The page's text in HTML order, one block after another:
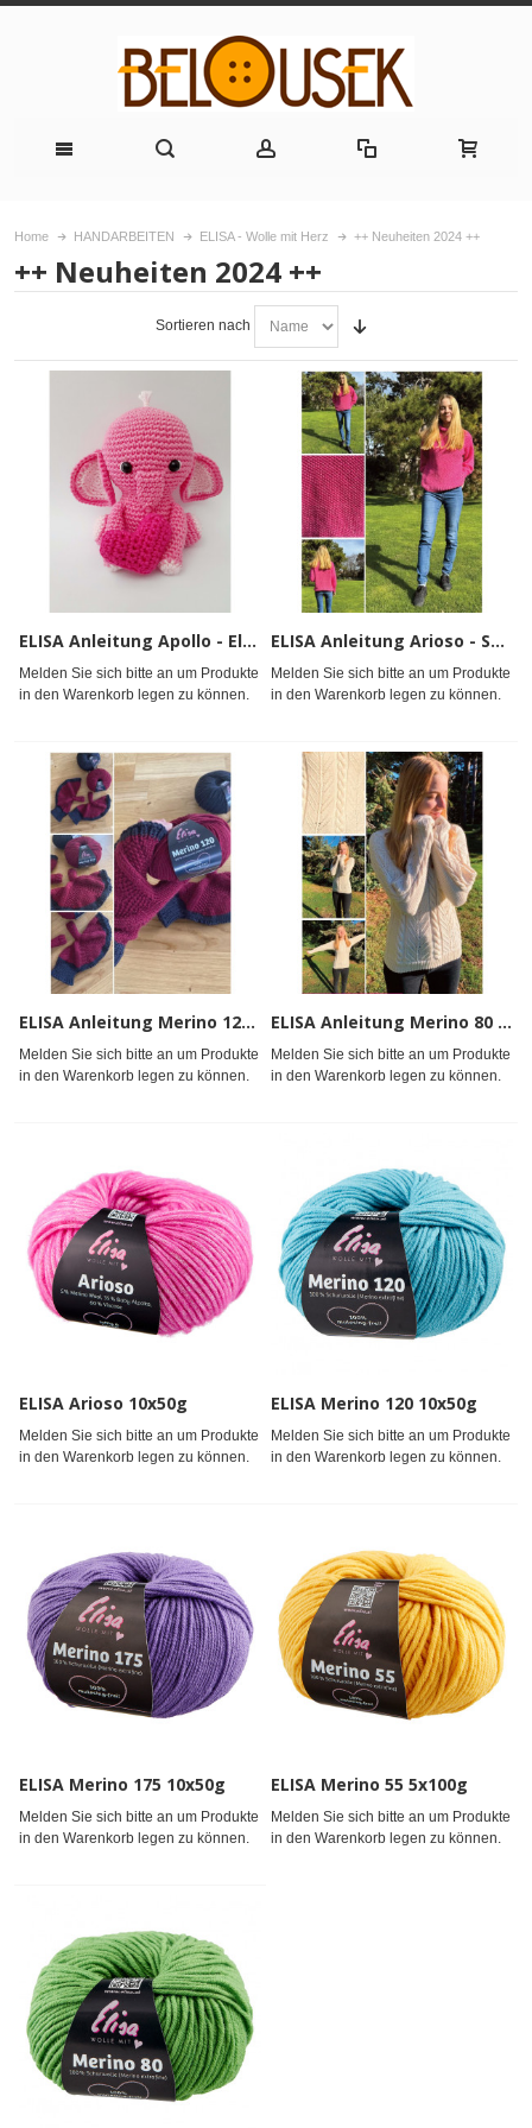
Home HANDARBEITEN ELISA - Wolle mit Herz ++ Neuheiten 2024 ++
++ Neuheiten 2024 ++
Sortieren nach
ELISA Anleitung Apollo - Elli Elefant
Melden Sie sich bitte an um Produkte
in den Warenkorb legen zu können.
ELISA Anleitung Arioso - Strickpullover Bali
Melden Sie sich bitte an um Produkte
in den Warenkorb legen zu können.
ELISA Anleitung Merino 120 - Handwärmer Butterfly
Melden Sie sich bitte an um Produkte
in den Warenkorb legen zu können.
ELISA Anleitung Merino 80 - Strickpullover Alesund
Melden Sie sich bitte an um Produkte
in den Warenkorb legen zu können.
ELISA Arioso 10x50g
Melden Sie sich bitte an um Produkte
in den Warenkorb legen zu können.
ELISA Merino 120 10x50g
Melden Sie sich bitte an um Produkte
in den Warenkorb legen zu können.
ELISA Merino 175 10x50g
Melden Sie sich bitte an um Produkte
in den Warenkorb legen zu können.
ELISA Merino 55 5x100g
Melden Sie sich bitte an um Produkte
in den Warenkorb legen zu können.